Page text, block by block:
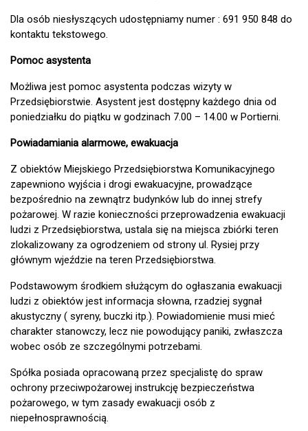
Dla osób niesłyszących udostępniamy numer : 691 950 848 do
kontaktu tekstowego.
Pomoc asystenta
Możliwa jest pomoc asystenta podczas wizyty w
Przedsiębiorstwie. Asystent jest dostępny każdego dnia od
poniedziałku do piątku w godzinach 7.00 – 14.00 w Portierni.
Powiadamiania alarmowe, ewakuacja
Z obiektów Miejskiego Przedsiębiorstwa Komunikacyjnego
zapewniono wyjścia i drogi ewakuacyjne, prowadzące
bezpośrednio na zewnątrz budynków lub do innej strefy
pożarowej. W razie konieczności przeprowadzenia ewakuacji
ludzi z Przedsiębiorstwa, ustala się na miejsca zbiórki teren
zlokalizowany za ogrodzeniem od strony ul. Rysiej przy
głównym wjeździe na teren Przedsiębiorstwa.
Podstawowym środkiem służącym do ogłaszania ewakuacji
ludzi z obiektów jest informacja słowna, rzadziej sygnał
akustyczny ( syreny, buczki itp.). Powiadomienie musi mieć
charakter stanowczy, lecz nie powodujący paniki, zwłaszcza
wobec osób ze szczególnymi potrzebami.
Spółka posiada opracowaną przez specjalistę do spraw
ochrony przeciwpożarowej instrukcję bezpieczeństwa
pożarowego, w tym zasady ewakuacji osób z
niepełnosprawnością.